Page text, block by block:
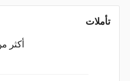
تأملات
أكثر